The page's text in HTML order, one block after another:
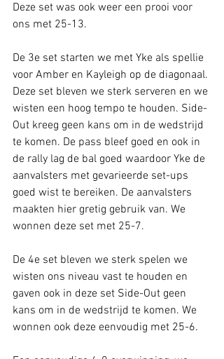
Deze set was ook weer een prooi voor
ons met 25-13.
De 3e set starten we met Yke als spellie
voor Amber en Kayleigh op de diagonaal.
Deze set bleven we sterk serveren en we
wisten een hoog tempo te houden. Side-
Out kreeg geen kans om in de wedstrijd
te komen. De pass bleef goed en ook in
de rally lag de bal goed waardoor Yke de
aanvalsters met gevarieerde set-ups
goed wist te bereiken. De aanvalsters
maakten hier gretig gebruik van. We
wonnen deze set met 25-7.
De 4e set bleven we sterk spelen we
wisten ons niveau vast te houden en
gaven ook in deze set Side-Out geen
kans om in de wedstrijd te komen. We
wonnen ook deze eenvoudig met 25-6.